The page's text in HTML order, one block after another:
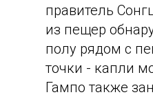
правитель
из пещер
полу рядом с
точки - капли
Гампо также